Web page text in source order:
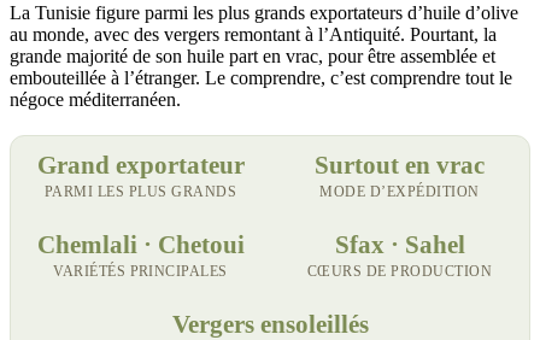
La Tunisie figure parmi les plus grands exportateurs d’huile d’olive
au monde, avec des vergers remontant à l’Antiquité. Pourtant, la
grande majorité de son huile part en vrac, pour être assemblée et
embouteillée à l’étranger. Le comprendre, c’est comprendre tout le
négoce méditerranéen.
Grand exportateur
PARMI LES PLUS GRANDS
Surtout en vrac
MODE D’EXPÉDITION
Chemlali · Chetoui
VARIÉTÉS PRINCIPALES
Sfax · Sahel
CŒURS DE PRODUCTION
Vergers ensoleillés